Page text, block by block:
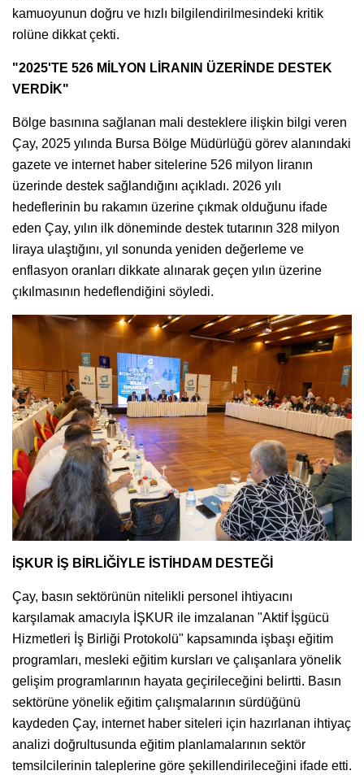
kamuoyunun doğru ve hızlı bilgilendirilmesindeki kritik
rolüne dikkat çekti.
"2025'TE 526 MİLYON LİRANIN ÜZERİNDE DESTEK
VERDİK"
Bölge basınına sağlanan mali desteklere ilişkin bilgi veren
Çay, 2025 yılında Bursa Bölge Müdürlüğü görev alanındaki
gazete ve internet haber sitelerine 526 milyon liranın
üzerinde destek sağlandığını açıkladı. 2026 yılı
hedeflerinin bu rakamın üzerine çıkmak olduğunu ifade
eden Çay, yılın ilk döneminde destek tutarının 328 milyon
liraya ulaştığını, yıl sonunda yeniden değerleme ve
enflasyon oranları dikkate alınarak geçen yılın üzerine
çıkılmasının hedeflendiğini söyledi.
İŞKUR İŞ BİRLİĞİYLE İSTİHDAM DESTEĞİ
Çay, basın sektörünün nitelikli personel ihtiyacını
karşılamak amacıyla İŞKUR ile imzalanan "Aktif İşgücü
Hizmetleri İş Birliği Protokolü" kapsamında işbaşı eğitim
programları, mesleki eğitim kursları ve çalışanlara yönelik
gelişim programlarının hayata geçirileceğini belirtti. Basın
sektörüne yönelik eğitim çalışmalarının sürdüğünü
kaydeden Çay, internet haber siteleri için hazırlanan ihtiyaç
analizi doğrultusunda eğitim planlamalarının sektör
temsilcilerinin taleplerine göre şekillendirileceğini ifade etti.